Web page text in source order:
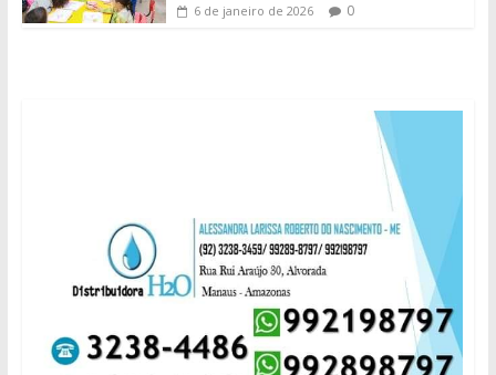
6 de janeiro de 2026 0